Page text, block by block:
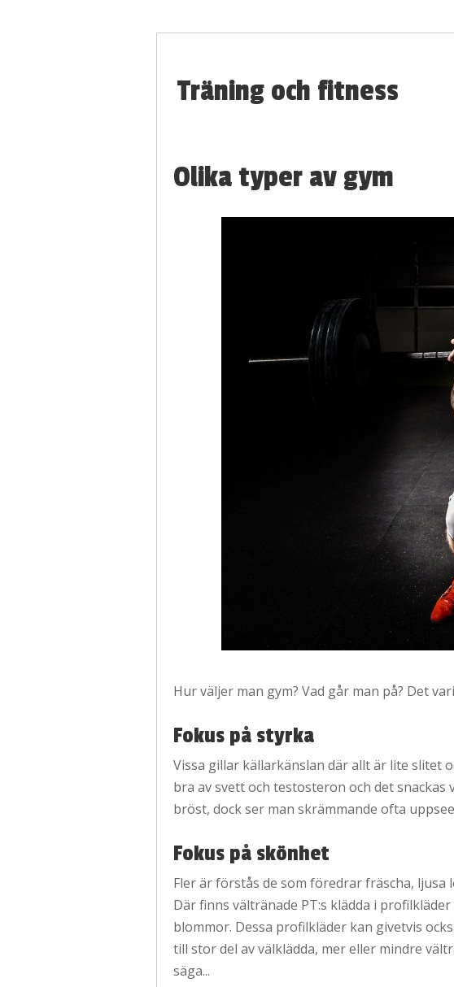
Träning och fitness
Olika typer av gym
Hur väljer man gym? Vad går man på? Det
Fokus på styrka
Vissa gillar källarkänslan där allt är lite slitet
bra av svett och testosteron och det
bröst, dock ser man skrämmande ofta
Fokus på skönhet
Fler är förstås de som föredrar fräscha,
Där finns vältränade PT:s klädda i
blommor. Dessa profilkläder kan givetvis
till stor del av välklädda, mer eller mindre
säga...